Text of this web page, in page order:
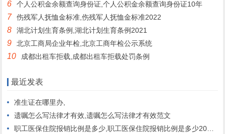
6 个人公积金余额查询身份证,个人公积金余额查询身份证10年
7 伤残军人抚恤金标准,伤残军人抚恤金标准2022
8 湖北计划生育条例,湖北计划生育条例2021
9 北京工商局企业年检,北京工商年检公示系统
10 成都出租车拒载,成都出租车拒载处罚条例
最近发表
准生证在哪里办,
遗嘱怎么写法律才有效,遗嘱怎么写法律才有效范文
职工医保住院报销比例是多少,职工医保住院报销比例是多少2022年